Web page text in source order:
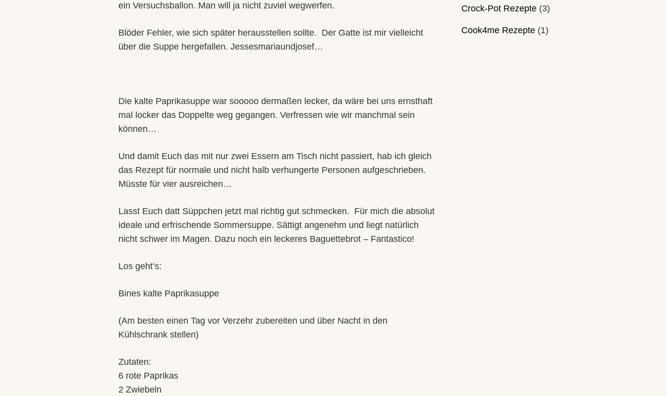
ein Versuchsballon. Man will ja nicht zuviel wegwerfen.
Blöder Fehler, wie sich später herausstellen sollte. Der Gatte ist mir vielleicht
über die Suppe hergefallen. Jessesmariaundjosef…
Die kalte Paprikasuppe war sooooo dermaßen lecker, da wäre bei uns ernsthaft
mal locker das Doppelte weg gegangen. Verfressen wie wir manchmal sein
können…
Und damit Euch das mit nur zwei Essern am Tisch nicht passiert, hab ich gleich
das Rezept für normale und nicht halb verhungerte Personen aufgeschrieben.
Müsste für vier ausreichen…
Lasst Euch datt Süppchen jetzt mal richtig gut schmecken. Für mich die absolut
ideale und erfrischende Sommersuppe. Sättigt angenehm und liegt natürlich
nicht schwer im Magen. Dazu noch ein leckeres Baguettebrot – Fantastico!
Los geht’s:
Bines kalte Paprikasuppe
(Am besten einen Tag vor Verzehr zubereiten und über Nacht in den
Kühlschrank stellen)
Zutaten:
6 rote Paprikas
2 Zwiebeln
Crock-Pot Rezepte(3)
Cook4me Rezepte(1)